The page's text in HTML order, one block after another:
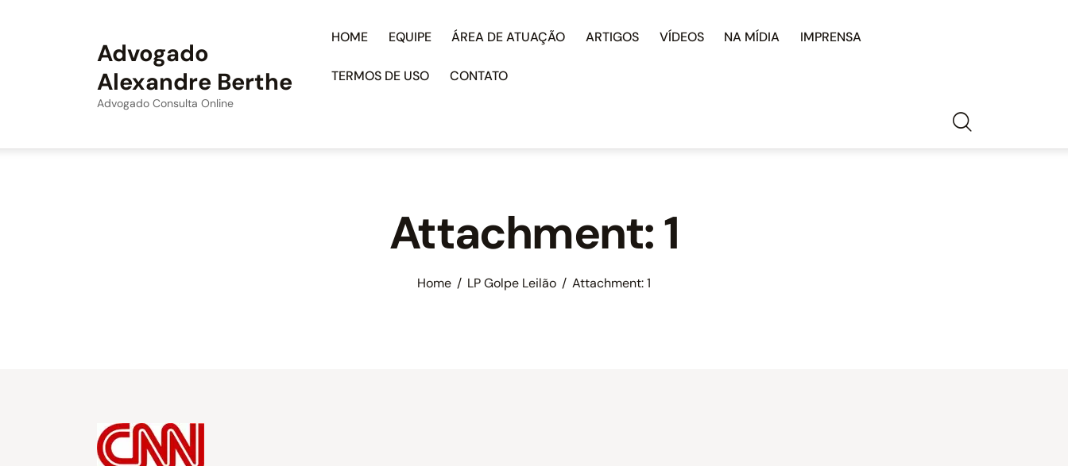
Advogado
Alexandre Berthe
Advogado Consulta Online
HOME EQUIPE ÁREA DE ATUAÇÃO ARTIGOS VÍDEOS NA MÍDIA IMPRENSA
TERMOS DE USO CONTATO
Attachment: 1
Home LP Golpe Leilão Attachment: 1